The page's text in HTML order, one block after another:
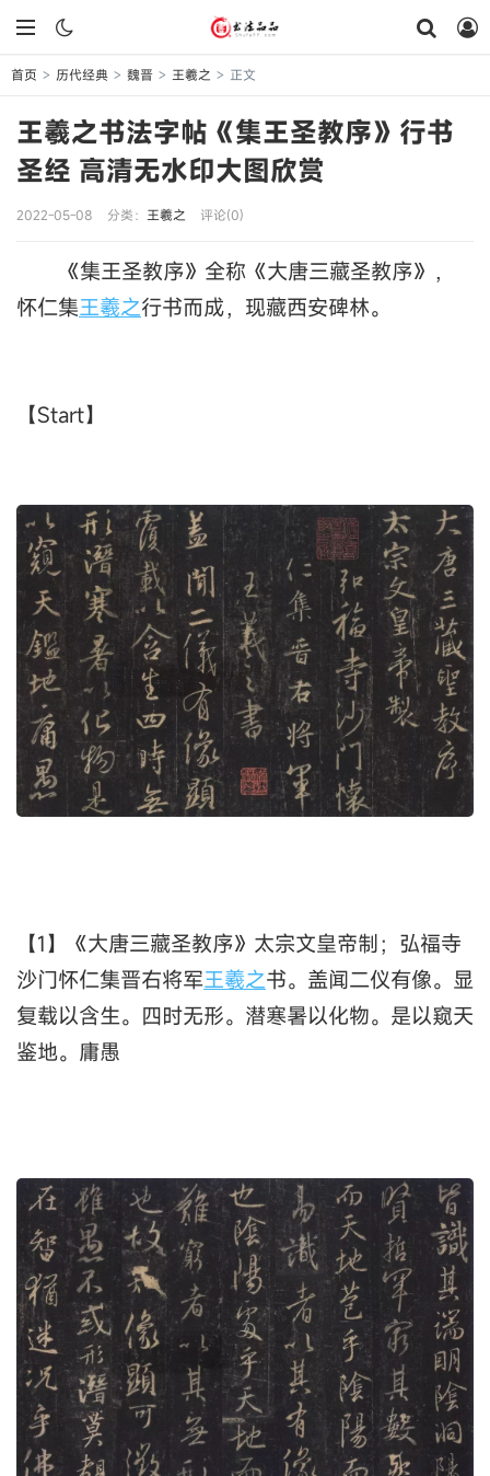
首页 > 历代经典 > 魏晋 > 王羲之 > 正文
王羲之书法字帖《集王圣教序》行书
圣经 高清无水印大图欣赏
2022-05-08 分类： 王羲之 评论(0)
《集王圣教序》全称《大唐三藏圣教序》，
怀仁集王羲之行书而成，现藏西安碑林。
【Start】
【1】《大唐三藏圣教序》太宗文皇帝制；弘福寺
沙门怀仁集晋右将军王羲之书。盖闻二仪有像。显
复载以含生。四时无形。潜寒暑以化物。是以窥天
鉴地。庸愚